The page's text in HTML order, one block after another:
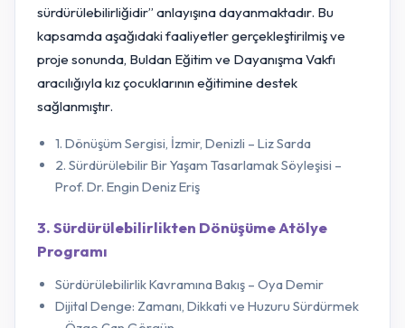
sürdürülebilirliğidir” anlayışına dayanmaktadır. Bu
kapsamda aşağıdaki faaliyetler gerçekleştirilmiş ve
proje sonunda, Buldan Eğitim ve Dayanışma Vakfı
aracılığıyla kız çocuklarının eğitimine destek
sağlanmıştır.
1. Dönüşüm Sergisi, İzmir, Denizli – Liz Sarda
2. Sürdürülebilir Bir Yaşam Tasarlamak Söyleşisi –
Prof. Dr. Engin Deniz Eriş
3. Sürdürülebilirlikten Dönüşüme Atölye
Programı
Sürdürülebilirlik Kavramına Bakış – Oya Demir
Dijital Denge: Zamanı, Dikkati ve Huzuru Sürdürmek